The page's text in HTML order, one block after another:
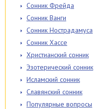
Сонник Фрейда
Сонник Ванги
Сонник Нострадамуса
Сонник Хассе
Христианский сонник
Эзотерический сонник
Исламский сонник
Славянский сонник
Популярные вопросы